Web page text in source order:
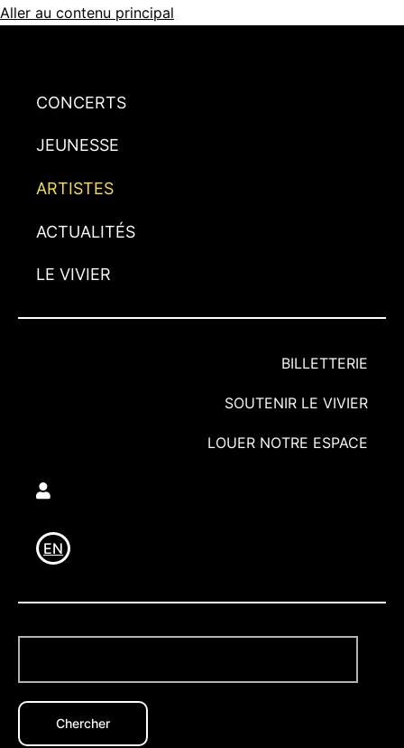
Aller au contenu principal
CONCERTS
JEUNESSE
ARTISTES
ACTUALITÉS
LE VIVIER
BILLETTERIE
SOUTENIR LE VIVIER
LOUER NOTRE ESPACE
Utilisateur
EN